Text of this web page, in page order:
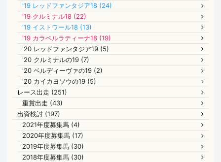
'19 レッドファンタジア18 (24)
'19 クルミナル18 (22)
'19 イストワール18 (13)
'19 カラベルラティーナ18 (19)
'20 レッドファンタジア19 (5)
'20 クルミナルの19 (7)
'20 ベルディーヴァの19 (2)
'20 カイカヨソウの19 (5)
レース出走 (251)
重賞出走 (43)
出資検討 (197)
2021年度募集馬 (4)
2020年度募集馬 (17)
2019年度募集馬 (30)
2018年度募集馬 (30)